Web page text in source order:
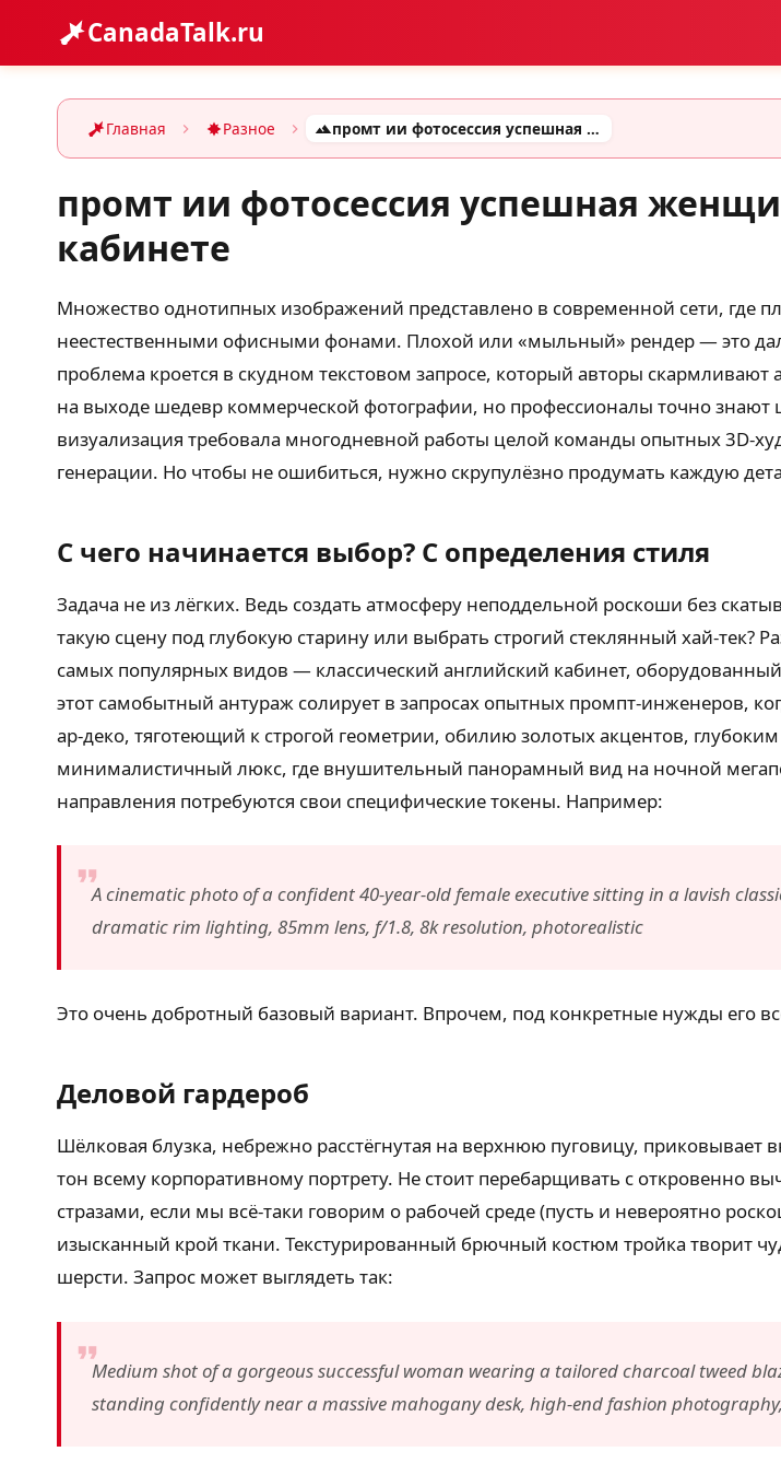
CanadaTalk.ru
Главная Разное промт ии фотосессия успешная женщина в роскошном рабочем кабинете
промт ии фотосессия успешная
кабинете
Множество однотипных изображений представлено в современной сети, где
неестественными офисными фонами. Плохой или «мыльный» рендер — это
проблема кроется в скудном текстовом запросе, который авторы
на выходе шедевр коммерческой фотографии, но профессионалы точно знают
визуализация требовала многодневной работы целой команды опытных 3D-
генерации. Но чтобы не ошибиться, нужно скрупулёзно продумать каждую
С чего начинается выбор? С определения стиля
Задача не из лёгких. Ведь создать атмосферу неподдельной роскоши без
такую сцену под глубокую старину или выбрать строгий стеклянный хай-тек?
самых популярных видов — классический английский кабинет,
этот самобытный антураж солирует в запросах опытных промпт-инженеров,
ар-деко, тяготеющий к строгой геометрии, обилию золотых акцентов,
минималистичный люкс, где внушительный панорамный вид на ночной
направления потребуются свои специфические токены. Например:
A cinematic photo of a confident 40-year-old female executive sitting in a lavish
dramatic rim lighting, 85mm lens, f/1.8, 8k resolution, photorealistic
Это очень добротный базовый вариант. Впрочем, под конкретные нужды его
Деловой гардероб
Шёлковая блузка, небрежно расстёгнутая на верхнюю пуговицу,
тон всему корпоративному портрету. Не стоит перебарщивать с откровенно
стразами, если мы всё-таки говорим о рабочей среде (пусть и невероятно
изысканный крой ткани. Текстурированный брючный костюм тройка творит
шерсти. Запрос может выглядеть так:
Medium shot of a gorgeous successful woman wearing a tailored charcoal tweed
standing confidently near a massive mahogany desk, high-end fashion